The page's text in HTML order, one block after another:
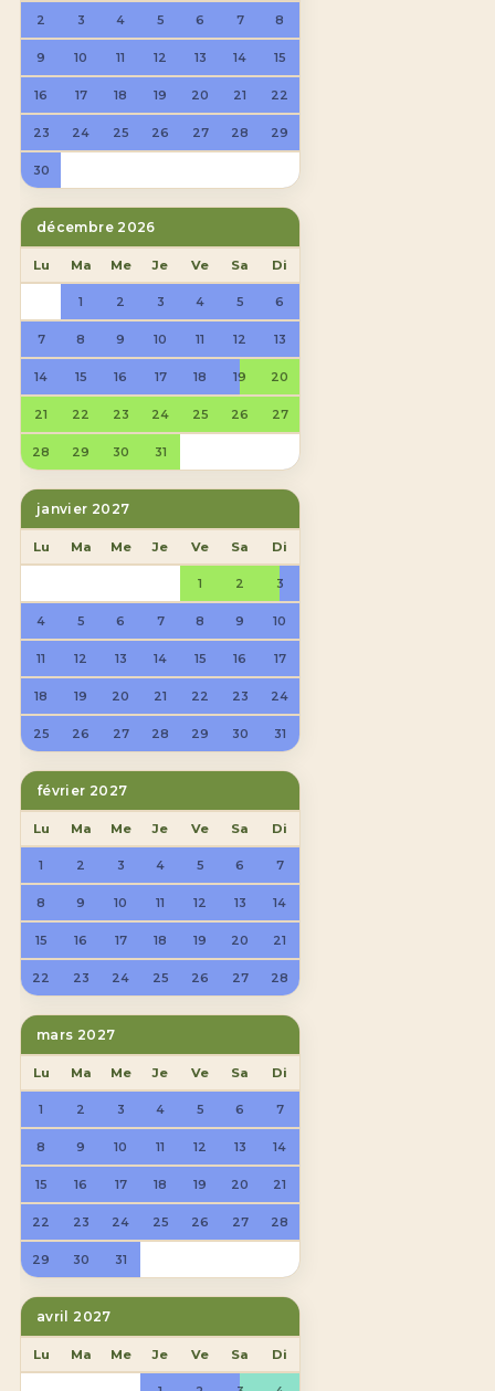
2 3 4 5 6 7 8
9 10 11 12 13 14 15
16 17 18 19 20 21 22
23 24 25 26 27 28 29
30
décembre 2026
Lu Ma Me Je Ve Sa Di
1 2 3 4 5 6
7 8 9 10 11 12 13
14 15 16 17 18 19 20
21 22 23 24 25 26 27
28 29 30 31
janvier 2027
Lu Ma Me Je Ve Sa Di
1 2 3
4 5 6 7 8 9 10
11 12 13 14 15 16 17
18 19 20 21 22 23 24
25 26 27 28 29 30 31
février 2027
Lu Ma Me Je Ve Sa Di
1 2 3 4 5 6 7
8 9 10 11 12 13 14
15 16 17 18 19 20 21
22 23 24 25 26 27 28
mars 2027
Lu Ma Me Je Ve Sa Di
1 2 3 4 5 6 7
8 9 10 11 12 13 14
15 16 17 18 19 20 21
22 23 24 25 26 27 28
29 30 31
avril 2027
Lu Ma Me Je Ve Sa Di